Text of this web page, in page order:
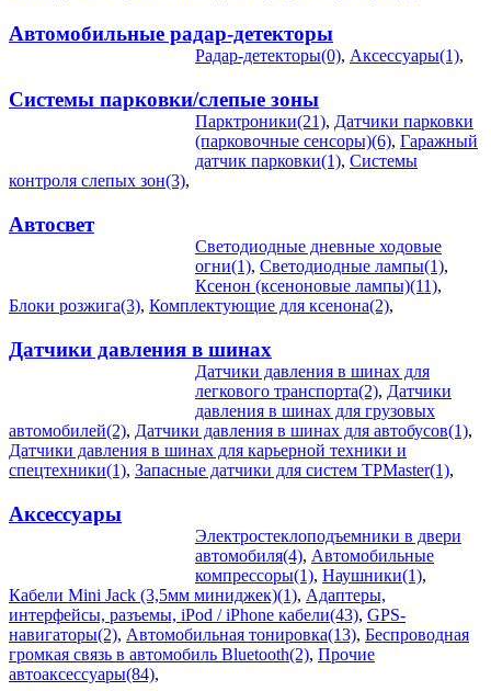
Автомобильные радар-детекторы
Радар-детекторы(0), Аксессуары(1),
Системы парковки/слепые зоны
Парктроники(21), Датчики парковки
(парковочные сенсоры)(6), Гаражный
датчик парковки(1), Системы
контроля слепых зон(3),
Автосвет
Светодиодные дневные ходовые
огни(1), Светодиодные лампы(1),
Ксенон (ксеноновые лампы)(11),
Блоки розжига(3), Комплектующие для ксенона(2),
Датчики давления в шинах
Датчики давления в шинах для
легкового транспорта(2), Датчики
давления в шинах для грузовых
автомобилей(2), Датчики давления в шинах для автобусов(1),
Датчики давления в шинах для карьерной техники и
спецтехники(1), Запасные датчики для систем TPMaster(1),
Аксессуары
Электростеклоподъемники в двери
автомобиля(4), Автомобильные
компрессоры(1), Наушники(1),
Кабели Mini Jack (3,5мм миниджек)(1), Адаптеры,
интерфейсы, разъемы, iPod / iPhone кабели(43), GPS-
навигаторы(2), Автомобильная тонировка(13), Беспроводная
громкая связь в автомобиль Bluetooth(2), Прочие
автоаксессуары(84),